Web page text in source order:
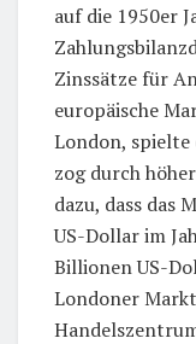
auf die 1950er
Zinssätze für
europäische
London, spielte
zog durch
dazu, dass das
US-Dollar im
Billionen US-
Londoner